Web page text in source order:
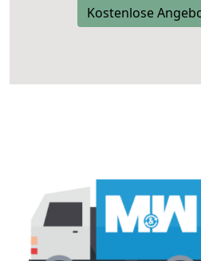
Kostenlose